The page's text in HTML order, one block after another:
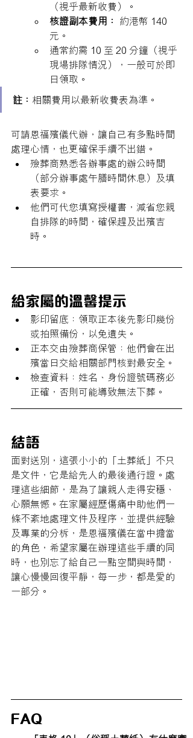
（視乎最新收費）。
核證副本費用：
約港幣 140
元。
通常約需 10 至 20 分鐘（視乎
現場排隊情況），一般可於即
日領取。
註： 相關費用以最新收費表為準。
可請恩福殯儀代辦，讓自己有多點時間
處理心情，也更確保手續不出錯。
殮葬商熟悉各辦事處的辦公時間
（部分辦事處午膳時間休息）及填
表要求。
他們可代您填寫授權書，減省您親
自排隊的時間，確保趕及出殯吉
時。
給家屬的溫馨提示
影印留底：領取正本後先影印幾份
或拍照備份，以免遺失。
正本交由殮葬商保管：他們會在出
殯當日交給相關部門核對最安全。
檢查資料：姓名、身份證號碼務必
正確，否則可能導致無法下葬。
結語
面對送別，這張小小的「土葬紙」不只
是文件，它是給先人的最後通行證。處
理這些細節，是為了讓親人走得安穩、
心願無憾。在家屬經歷傷痛中助他們一
條不紊地處理文件及程序，並提供經驗
及專業的分柝，是恩福殯儀在當中擔當
的角色，希望家屬在辦理這些手續的同
時，也別忘了給自己一點空間與時間，
讓心慢慢回復平靜，每一步，都是愛的
一部分。
FAQ